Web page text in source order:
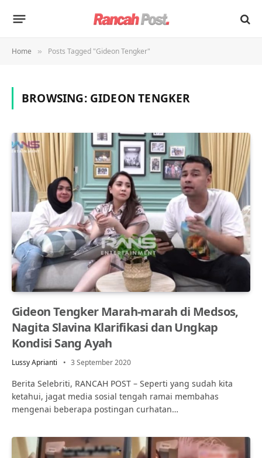
Home » Posts Tagged "Gideon Tengker"
BROWSING: GIDEON TENGKER
Gideon Tengker Marah-marah di Medsos,
Nagita Slavina Klarifikasi dan Ungkap
Kondisi Sang Ayah
Lussy Aprianti 3 September 2020
Berita Selebriti, RANCAH POST – Seperti yang sudah kita
ketahui, jagat media sosial tengah ramai membahas
mengenai beberapa postingan curhatan…